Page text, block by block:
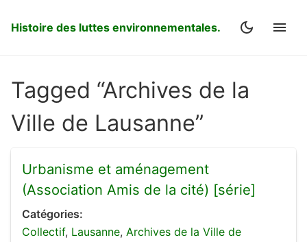
Histoire des luttes environnementales.
Tagged “Archives de la
Ville de Lausanne”
Urbanisme et aménagement
(Association Amis de la cité) [série]
Catégories:
Collectif, Lausanne, Archives de la Ville de